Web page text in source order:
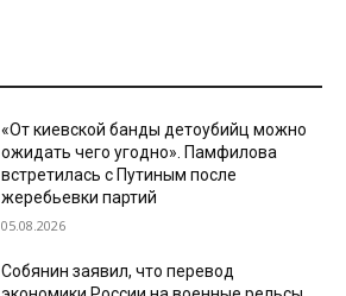
«От киевской банды детоубийц можно
ожидать чего угодно». Памфилова
встретилась с Путиным после
жеребьевки партий
05.08.2026
Собянин заявил, что перевод